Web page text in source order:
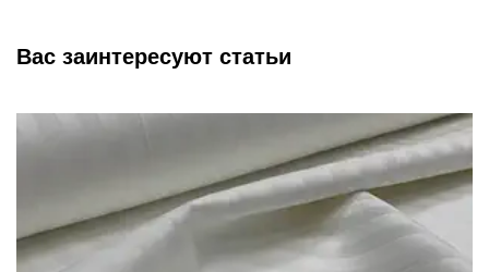
Вас заинтересуют статьи